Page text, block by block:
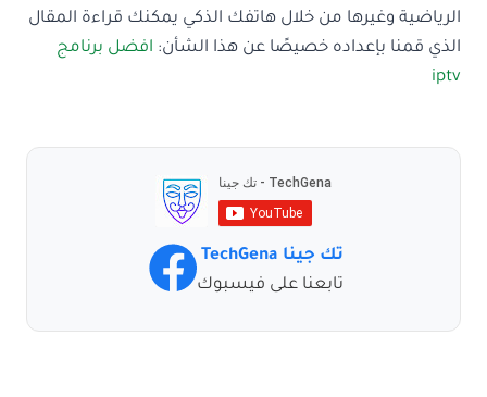
الرياضية وغيرها من خلال هاتفك الذكي يمكنك قراءة المقال
الذي قمنا بإعداده خصيصًا عن هذا الشأن: افضل برنامج
iptv
تك جينا TechGena
تابعنا على فيسبوك